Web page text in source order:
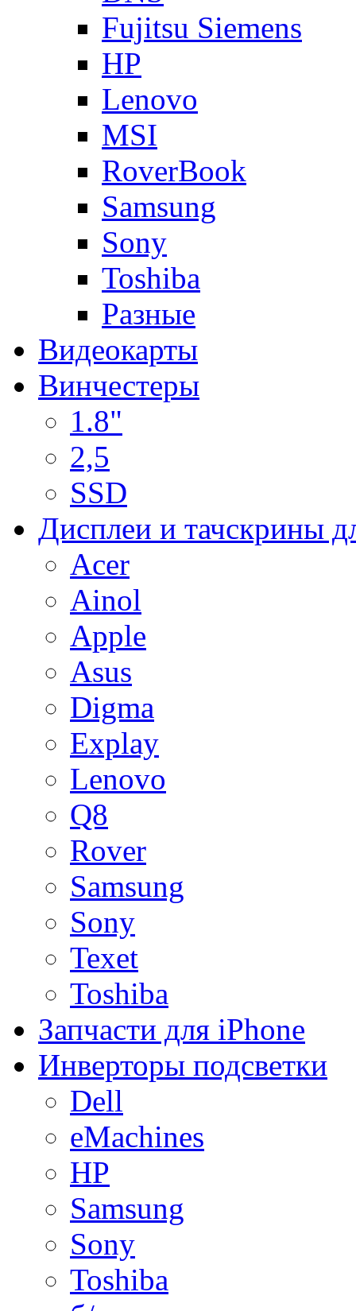
Fujitsu Siemens
HP
Lenovo
MSI
RoverBook
Samsung
Sony
Toshiba
Разные
Видеокарты
Винчестеры
1.8"
2,5
SSD
Дисплеи и тачскрины
Acer
Ainol
Apple
Asus
Digma
Explay
Lenovo
Q8
Rover
Samsung
Sony
Texet
Toshiba
Запчасти для iPhone
Инверторы подсветки
Dell
eMachines
HP
Samsung
Sony
Toshiba